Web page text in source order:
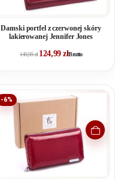
Damski portfel z czerwonej skóry
lakierowanej Jennifer Jones
149,99zł 124,99złBrutto
-6%